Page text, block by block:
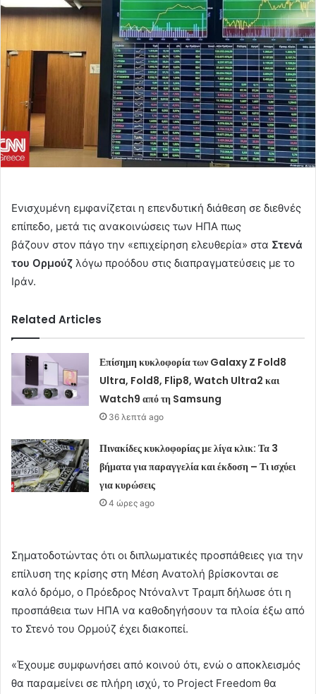
Ενισχυμένη εμφανίζεται η επενδυτική διάθεση σε διεθνές
επίπεδο, μετά τις ανακοινώσεις των ΗΠΑ πως
βάζουν στον πάγο την «επιχείρηση ελευθερία» στα Στενά
του Ορμούζ λόγω προόδου στις διαπραγματεύσεις με το
Ιράν.
Related Articles
Επίσημη κυκλοφορία των Galaxy Z Fold8
Ultra, Fold8, Flip8, Watch Ultra2 και
Watch9 από τη Samsung
36 λεπτά ago
Πινακίδες κυκλοφορίας με λίγα κλικ: Τα 3
βήματα για παραγγελία και έκδοση – Τι ισχύει
για κυρώσεις
4 ώρες ago
Σηματοδοτώντας ότι οι διπλωματικές προσπάθειες για την
επίλυση της κρίσης στη Μέση Ανατολή βρίσκονται σε
καλό δρόμο, ο Πρόεδρος Ντόναλντ Τραμπ δήλωσε ότι η
προσπάθεια των ΗΠΑ να καθοδηγήσουν τα πλοία έξω από
το Στενό του Ορμούζ έχει διακοπεί.
«Έχουμε συμφωνήσει από κοινού ότι, ενώ ο αποκλεισμός
θα παραμείνει σε πλήρη ισχύ, το Project Freedom θα